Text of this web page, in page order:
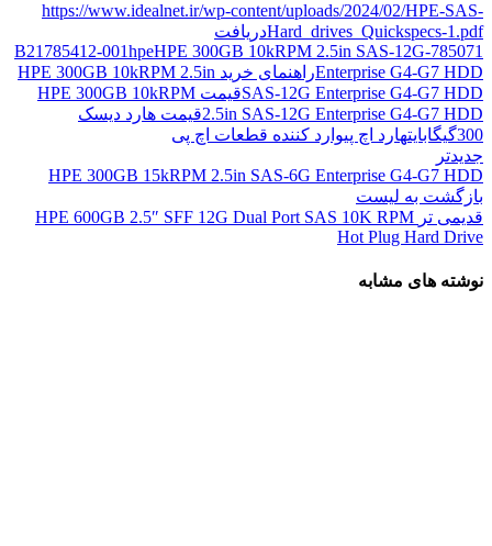
https://www.idealnet.ir/wp-content/uploads/2024/02/HPE-SAS-
Hard_drives_Quickspecs-1.pdfدریافت
785071-B21
785412-001hpeHPE 300GB 10kRPM 2.5in SAS-12G
Enterprise G4-G7 HDD
راهنمای خرید HPE 300GB 10kRPM 2.5in
SAS-12G Enterprise G4-G7 HDD
قیمت HPE 300GB 10kRPM
2.5in SAS-12G Enterprise G4-G7 HDDقیمت هارد دیسک
300گیگابایت
هارد اچ پیوارد کننده قطعات اچ پی
جدیدتر
HPE 300GB 15kRPM 2.5in SAS-6G Enterprise G4-G7 HDD
بازگشت به لیست
قدیمی تر HPE 600GB 2.5″ SFF 12G Dual Port SAS 10K RPM
Hot Plug Hard Drive
نوشته های مشابه